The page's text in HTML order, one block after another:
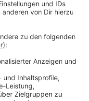
soll besser
Versorgung
ist ein